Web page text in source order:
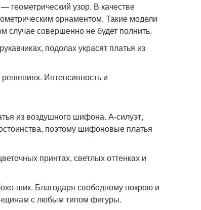
геометрический узор. В качестве
орнаментом. Такие модели
совершенно не будет полнить.
подолах украсят платья из
Интенсивность и
из воздушного шифона. А-силуэт,
поэтому шифоновые платья
принтах, светлых оттенках и
шик. Благодаря свободному покрою и
с любым типом фигуры.